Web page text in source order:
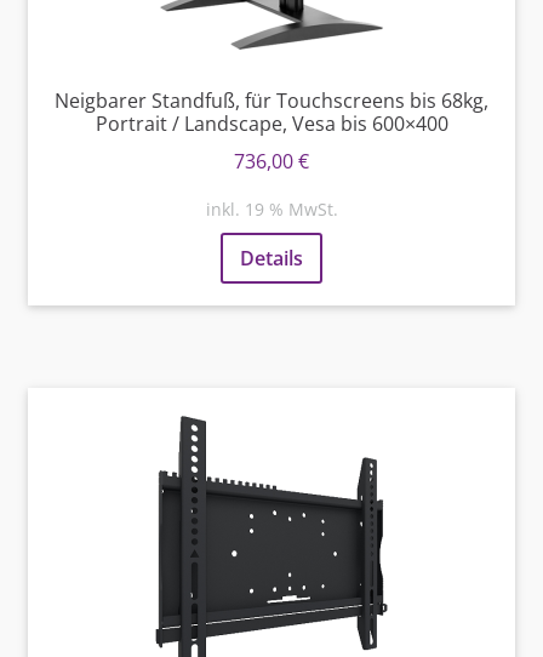
Neigbarer Standfuß, für Touchscreens bis 68kg,
Portrait / Landscape, Vesa bis 600×400
736,00€
inkl. 19 % MwSt.
Details